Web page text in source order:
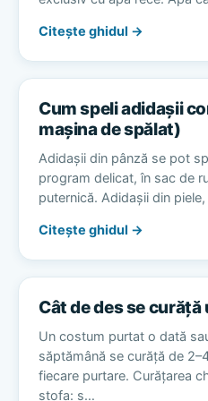
Citește ghidul →
Cum speli adidașii
mașina de spălat)
Adidașii din pânză se pot
program delicat, în sac de
puternică. Adidașii din
Citește ghidul →
Cât de des se
Un costum purtat o dată
săptămână se curăță de
fiecare purtare. Curățarea
stofa: s…